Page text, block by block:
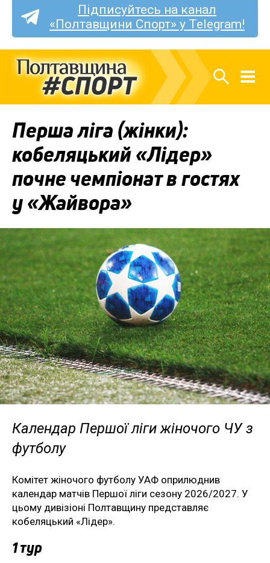
Підписуйтесь на канал
«Полтавщини Спорт» у Telegram!
Перша ліга (жінки):
кобеляцький «Лідер»
почне чемпіонат в гостях
у «Жайвора»
Календар Першої ліги жіночого ЧУ з
футболу
Комітет жіночого футболу УАФ оприлюднив
календар матчів Першої ліги сезону 2026/2027. У
цьому дивізіоні Полтавщину представляє
кобеляцький «Лідер».
1 тур